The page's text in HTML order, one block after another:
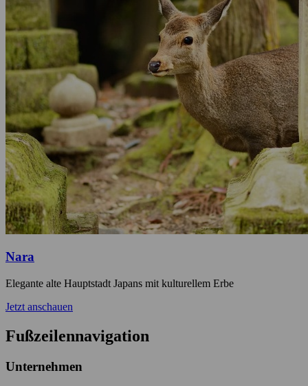
Nara
Elegante alte Hauptstadt Japans mit kulturellem Erbe
Jetzt anschauen
Fußzeilennavigation
Unternehmen